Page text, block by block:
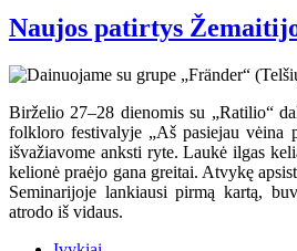
Naujos patirtys
Birželio 27–28 dienomis su „Ratilio“
folkloro festivalyje „Aš pasiejau vėina
išvažiavome anksti ryte. Laukė ilgas
kelionė praėjo gana greitai. Atvykę
Seminarijoje lankiausi pirmą kartą,
atrodo iš vidaus.